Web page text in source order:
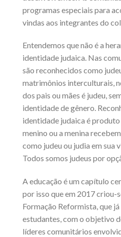
programas especiais para
vindas aos integrantes do
Entendemos que não é a
identidade judaica. Nas
são reconhecidos como
matrimônios interculturais,
dos pais ou mães é judeu,
identidade de gênero.
identidade judaica é produto
menino ou a menina
como judeu ou judia em sua
Todos somos judeus por
A educação é um capítulo
por isso que em 2017 criou-
Formação Reformista, que
estudantes, com o objetivo
líderes comunitários